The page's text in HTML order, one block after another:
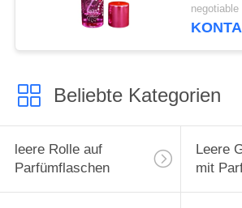
metal
Beliebte Kategorien
leere Rolle auf
Parfümflaschen
Leere
mit